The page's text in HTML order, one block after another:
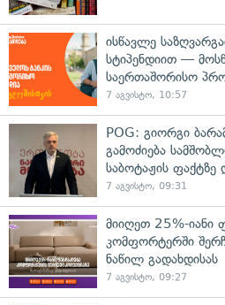
ისწავლე
სტიპენდიით —
საერთაშორისო
7 აგვისტო, 10:57
POG: გიორგი
გამოძიება
საბოტაჟის ფაქტზე
7 აგვისტო, 09:31
მიიღეთ 25%-იანი
კომფორტერში
ნაწილ გადახდისას
7 აგვისტო, 09:27